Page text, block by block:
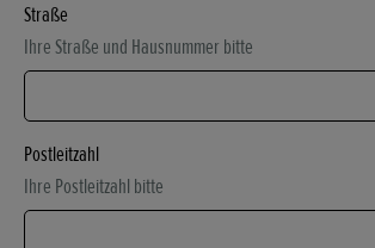
Straße
Ihre Straße und Hausnummer bitte
Postleitzahl
Ihre Postleitzahl bitte